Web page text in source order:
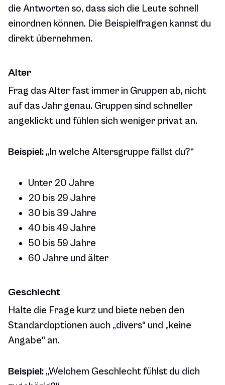
die Antworten so, dass sich die Leute schnell
einordnen können. Die Beispielfragen kannst du
direkt übernehmen.
Alter
Frag das Alter fast immer in Gruppen ab, nicht
auf das Jahr genau. Gruppen sind schneller
angeklickt und fühlen sich weniger privat an.
Beispiel: „In welche Altersgruppe fällst du?“
Unter 20 Jahre
20 bis 29 Jahre
30 bis 39 Jahre
40 bis 49 Jahre
50 bis 59 Jahre
60 Jahre und älter
Geschlecht
Halte die Frage kurz und biete neben den
Standardoptionen auch „divers“ und „keine
Angabe“ an.
Beispiel: „Welchem Geschlecht fühlst du dich